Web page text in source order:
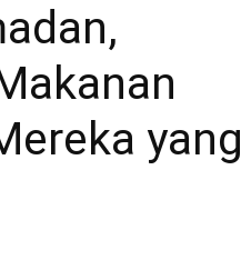
yang